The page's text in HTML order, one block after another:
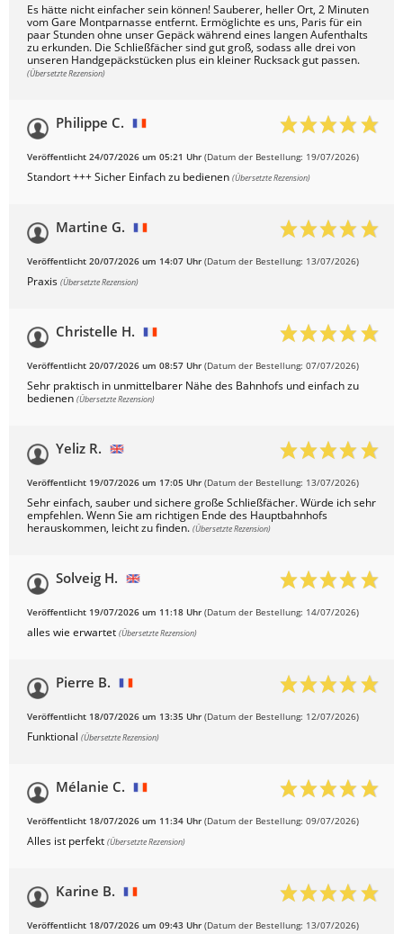
Es hätte nicht einfacher sein können! Sauberer, heller Ort, 2 Minuten
vom Gare Montparnasse entfernt. Ermöglichte es uns, Paris für ein
paar Stunden ohne unser Gepäck während eines langen Aufenthalts
zu erkunden. Die Schließfächer sind gut groß, sodass alle drei von
unseren Handgepäckstücken plus ein kleiner Rucksack gut passen.
(Übersetzte Rezension)
Philippe C.
Veröffentlicht 24/07/2026 um 05:21 Uhr (Datum der Bestellung: 19/07/2026)
Standort +++ Sicher Einfach zu bedienen (Übersetzte Rezension)
Martine G.
Veröffentlicht 20/07/2026 um 14:07 Uhr (Datum der Bestellung: 13/07/2026)
Praxis (Übersetzte Rezension)
Christelle H.
Veröffentlicht 20/07/2026 um 08:57 Uhr (Datum der Bestellung: 07/07/2026)
Sehr praktisch in unmittelbarer Nähe des Bahnhofs und einfach zu
bedienen (Übersetzte Rezension)
Yeliz R.
Veröffentlicht 19/07/2026 um 17:05 Uhr (Datum der Bestellung: 13/07/2026)
Sehr einfach, sauber und sichere große Schließfächer. Würde ich sehr
empfehlen. Wenn Sie am richtigen Ende des Hauptbahnhofs
herauskommen, leicht zu finden. (Übersetzte Rezension)
Solveig H.
Veröffentlicht 19/07/2026 um 11:18 Uhr (Datum der Bestellung: 14/07/2026)
alles wie erwartet (Übersetzte Rezension)
Pierre B.
Veröffentlicht 18/07/2026 um 13:35 Uhr (Datum der Bestellung: 12/07/2026)
Funktional (Übersetzte Rezension)
Mélanie C.
Veröffentlicht 18/07/2026 um 11:34 Uhr (Datum der Bestellung: 09/07/2026)
Alles ist perfekt (Übersetzte Rezension)
Karine B.
Veröffentlicht 18/07/2026 um 09:43 Uhr (Datum der Bestellung: 13/07/2026)